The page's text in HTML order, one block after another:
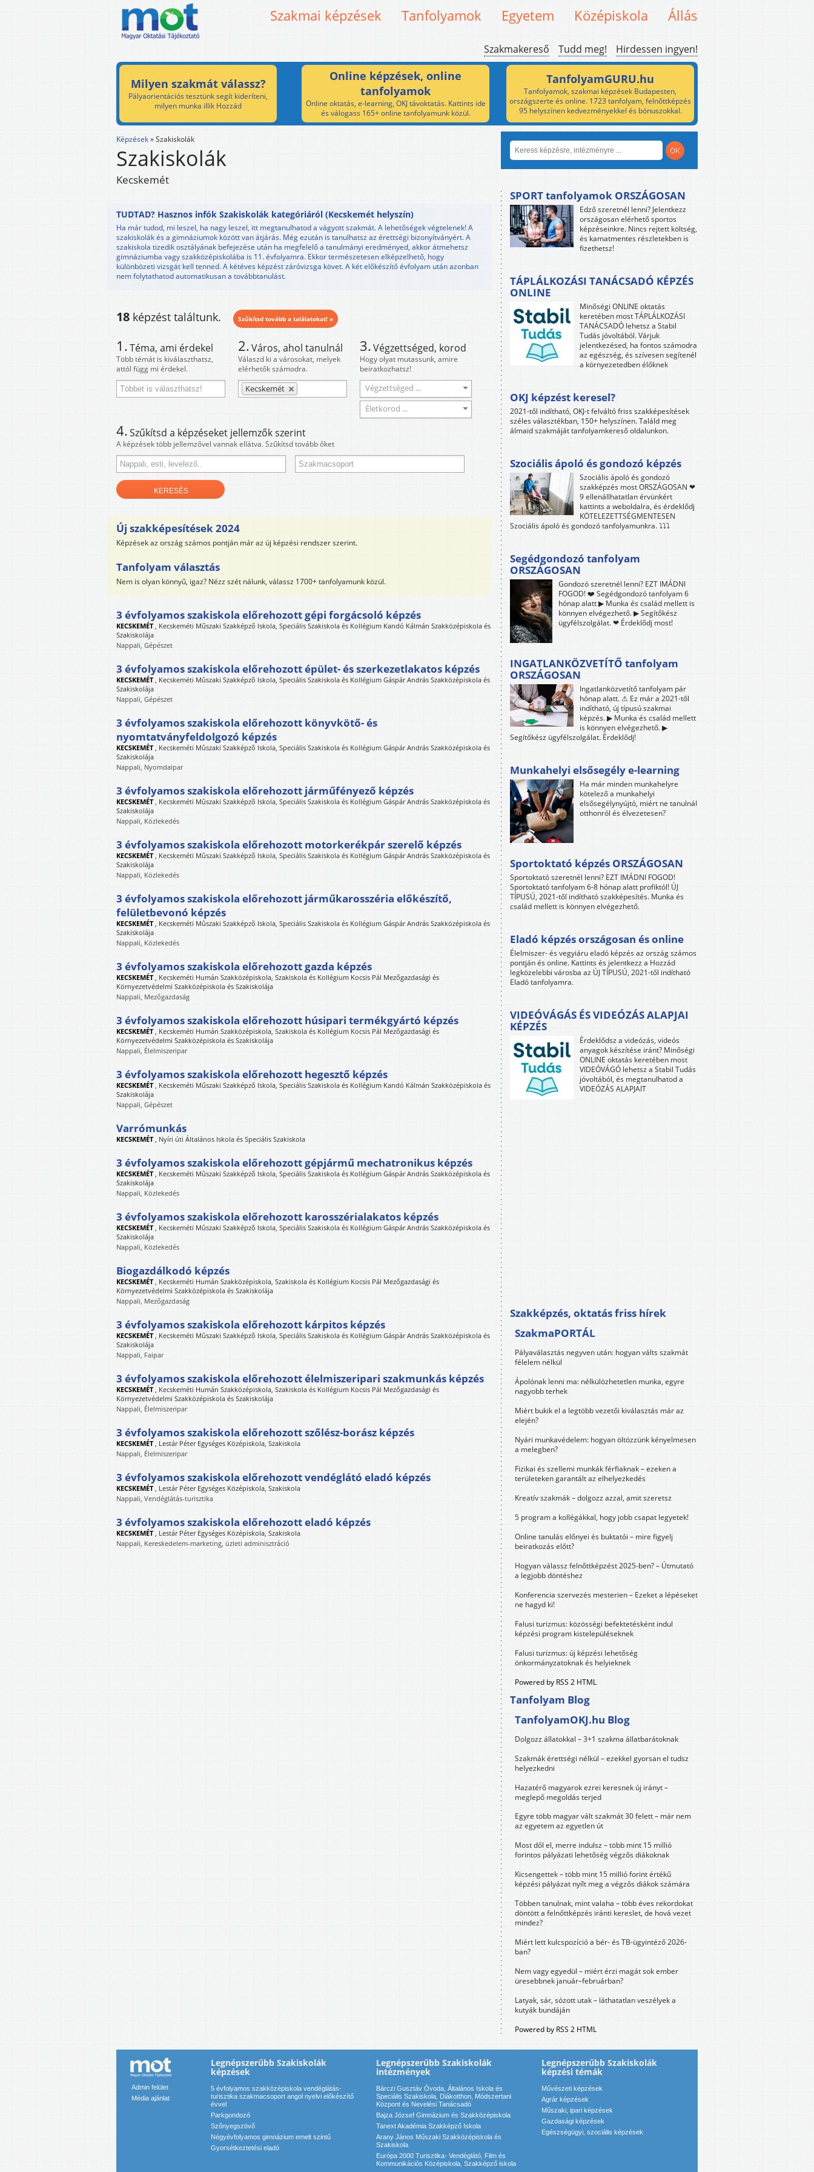
Szakmai képzések Tanfolyamok Egyetem Középiskola Állás
Szakmakereső Tudd meg! Hirdessen ingyen!
Milyen szakmát válassz?
Pályaorientációs tesztünk segít kideríteni,
milyen munka illik Hozzád
Online képzések, online
tanfolyamok
Online oktatás, e-learning, OKJ távoktatás. Kattints ide
és válogass 165+ online tanfolyamunk közül.
TanfolyamGURU.hu
Tanfolyamok, szakmai képzések Budapesten,
országszerte és online. 1723 tanfolyam, felnőttképzés
95 helyszínen kedvezményekkel és bónuszokkal.
Képzések»Szakiskolák
Szakiskolák
Kecskemét
TUDTAD? Hasznos infók Szakiskolák kategóriáról (Kecskemét helyszín)
Ha már tudod, mi leszel, ha nagy leszel, itt megtanulhatod a vágyott szakmát. A lehetőségek végtelenek! A
szakiskolák és a gimnáziumok között van átjárás. Még ezután is tanulhatsz az érettségi bizonyítványért. A
szakiskola tizedik osztályának befejezése után ha megfelelő a tanulmányi eredményed, akkor átmehetsz
gimnáziumba vagy szakközépiskolába is 11. évfolyamra. Ekkor természetesen elképzelhető, hogy
különbözeti vizsgát kell tenned. A kétéves képzést záróvizsga követ. A két előkészítő évfolyam után azonban
nem folytathatod automatikusan a továbbtanulást.
18 képzést találtunk. Szűkítsd tovább a találatokat! »
1.Téma, ami érdekel
Több témát is kiválaszthatsz,
attól függ mi érdekel.
2.Város, ahol tanulnál
Válaszd ki a városokat, melyek
elérhetők számodra.
Kecskemét
3.Végzettséged, korod
Hogy olyat mutassunk, amire
beiratkozhatsz!
Végzettséged ...
Életkorod ...
4.Szűkítsd a képzéseket jellemzők szerint
A képzések több jellemzővel vannak ellátva. Szűkítsd tovább őket
Új szakképesítések 2024
Képzések az ország számos pontján már az új képzési rendszer szerint.
Tanfolyam választás
Nem is olyan könnyű, igaz? Nézz szét nálunk, válassz 1700+ tanfolyamunk közül.
3 évfolyamos szakiskola előrehozott gépi forgácsoló képzés
KECSKEMÉT, Kecskeméti Műszaki Szakképző Iskola, Speciális Szakiskola és Kollégium Kandó Kálmán Szakközépiskola és
Szakiskolája
Nappali, Gépészet
3 évfolyamos szakiskola előrehozott épület- és szerkezetlakatos képzés
KECSKEMÉT, Kecskeméti Mûszaki Szakképzõ Iskola, Speciális Szakiskola és Kollégium Gáspár András Szakközépiskola és
Szakiskolája
Nappali, Gépészet
3 évfolyamos szakiskola előrehozott könyvkötő- és
nyomtatványfeldolgozó képzés
KECSKEMÉT, Kecskeméti Mûszaki Szakképzõ Iskola, Speciális Szakiskola és Kollégium Gáspár András Szakközépiskola és
Szakiskolája
Nappali, Nyomdaipar
3 évfolyamos szakiskola előrehozott járműfényező képzés
KECSKEMÉT, Kecskeméti Mûszaki Szakképzõ Iskola, Speciális Szakiskola és Kollégium Gáspár András Szakközépiskola és
Szakiskolája
Nappali, Közlekedés
3 évfolyamos szakiskola előrehozott motorkerékpár szerelő képzés
KECSKEMÉT, Kecskeméti Mûszaki Szakképzõ Iskola, Speciális Szakiskola és Kollégium Gáspár András Szakközépiskola és
Szakiskolája
Nappali, Közlekedés
3 évfolyamos szakiskola előrehozott járműkarosszéria előkészítő,
felületbevonó képzés
KECSKEMÉT, Kecskeméti Mûszaki Szakképzõ Iskola, Speciális Szakiskola és Kollégium Gáspár András Szakközépiskola és
Szakiskolája
Nappali, Közlekedés
3 évfolyamos szakiskola előrehozott gazda képzés
KECSKEMÉT, Kecskeméti Humán Szakközépiskola, Szakiskola és Kollégium Kocsis Pál Mezőgazdasági és
Környezetvédelmi Szakközépiskola és Szakiskolája
Nappali, Mezőgazdaság
3 évfolyamos szakiskola előrehozott húsipari termékgyártó képzés
KECSKEMÉT, Kecskeméti Humán Szakközépiskola, Szakiskola és Kollégium Kocsis Pál Mezőgazdasági és
Környezetvédelmi Szakközépiskola és Szakiskolája
Nappali, Élelmiszeripar
3 évfolyamos szakiskola előrehozott hegesztő képzés
KECSKEMÉT, Kecskeméti Műszaki Szakképző Iskola, Speciális Szakiskola és Kollégium Kandó Kálmán Szakközépiskola és
Szakiskolája
Nappali, Gépészet
Varrómunkás
KECSKEMÉT, Nyíri úti Általános Iskola és Speciális Szakiskola
3 évfolyamos szakiskola előrehozott gépjármű mechatronikus képzés
KECSKEMÉT, Kecskeméti Mûszaki Szakképzõ Iskola, Speciális Szakiskola és Kollégium Gáspár András Szakközépiskola és
Szakiskolája
Nappali, Közlekedés
3 évfolyamos szakiskola előrehozott karosszérialakatos képzés
KECSKEMÉT, Kecskeméti Mûszaki Szakképzõ Iskola, Speciális Szakiskola és Kollégium Gáspár András Szakközépiskola és
Szakiskolája
Nappali, Közlekedés
Biogazdálkodó képzés
KECSKEMÉT, Kecskeméti Humán Szakközépiskola, Szakiskola és Kollégium Kocsis Pál Mezőgazdasági és
Környezetvédelmi Szakközépiskola és Szakiskolája
Nappali, Mezőgazdaság
3 évfolyamos szakiskola előrehozott kárpitos képzés
KECSKEMÉT, Kecskeméti Mûszaki Szakképzõ Iskola, Speciális Szakiskola és Kollégium Gáspár András Szakközépiskola és
Szakiskolája
Nappali, Faipar
3 évfolyamos szakiskola előrehozott élelmiszeripari szakmunkás képzés
KECSKEMÉT, Kecskeméti Humán Szakközépiskola, Szakiskola és Kollégium Kocsis Pál Mezőgazdasági és
Környezetvédelmi Szakközépiskola és Szakiskolája
Nappali, Élelmiszeripar
3 évfolyamos szakiskola előrehozott szőlész-borász képzés
KECSKEMÉT, Lestár Péter Egységes Középiskola, Szakiskola
Nappali, Élelmiszeripar
3 évfolyamos szakiskola előrehozott vendéglátó eladó képzés
KECSKEMÉT, Lestár Péter Egységes Középiskola, Szakiskola
Nappali, Vendéglátás-turisztika
3 évfolyamos szakiskola előrehozott eladó képzés
KECSKEMÉT, Lestár Péter Egységes Középiskola, Szakiskola
Nappali, Kereskedelem-marketing, üzleti adminisztráció
SPORT tanfolyamok ORSZÁGOSAN
Edző szeretnél lenni? Jelentkezz
országosan elérhető sportos
képzéseinkre. Nincs rejtett költség,
és kamatmentes részletekben is
fizethetsz!
TÁPLÁLKOZÁSI TANÁCSADÓ KÉPZÉS
ONLINE
Minőségi ONLINE oktatás
keretében most TÁPLÁLKOZÁSI
TANÁCSADÓ lehetsz a Stabil
Tudás jóvoltából. Várjuk
jelentkezésed, ha fontos számodra
az egészség, és szívesen segítenél
a környezetedben élőknek
OKJ képzést keresel?
2021-től indítható, OKJ-t felváltó friss szakképesítések
széles választékban, 150+ helyszínen. Találd meg
álmaid szakmáját tanfolyamkereső oldalunkon.
Szociális ápoló és gondozó képzés
Szociális ápoló és gondozó
szakképzés most ORSZÁGOSAN ❤
9 ellenállhatatlan érvünkért
kattints a weboldalra, és érdeklődj
KÖTELEZETTSÉGMENTESEN
Szociális ápoló és gondozó tanfolyamunkra. ⤵⤵⤵
Segédgondozó tanfolyam
ORSZÁGOSAN
Gondozó szeretnél lenni? EZT IMÁDNI
FOGOD! ❤️ Segédgondozó tanfolyam 6
hónap alatt ▶ Munka és család mellett is
könnyen elvégezhető. ▶ Segítőkész
ügyfélszolgálat. ❤ Érdeklődj most!
INGATLANKÖZVETÍTŐ tanfolyam
ORSZÁGOSAN
Ingatlanközvetítő tanfolyam pár
hónap alatt. ⚠ Ez már a 2021-től
indítható, új típusú szakmai
képzés. ▶ Munka és család mellett
is könnyen elvégezhető. ▶
Segítőkész ügyfélszolgálat. Érdeklődj!
Munkahelyi elsősegély e-learning
Ha már minden munkahelyre
kötelező a munkahelyi
elsősegélynyújtó, miért ne tanulnál
otthonról és élvezetesen?
Sportoktató képzés ORSZÁGOSAN
Sportoktató szeretnél lenni? EZT IMÁDNI FOGOD!
Sportoktató tanfolyam 6-8 hónap alatt profiktól! ÚJ
TÍPUSÚ, 2021-től indítható szakképesítés. Munka és
család mellett is könnyen elvégezhető.
Eladó képzés országosan és online
Élelmiszer- és vegyiáru eladó képzés az ország számos
pontján és online. Kattints és jelentkezz a Hozzád
legközelebbi városba az ÚJ TÍPUSÚ, 2021-től indítható
Eladó tanfolyamra.
VIDEÓVÁGÁS ÉS VIDEÓZÁS ALAPJAI
KÉPZÉS
Érdeklődsz a videózás, videós
anyagok készítése iránt? Minőségi
ONLINE oktatás keretében most
VIDEÓVÁGÓ lehetsz a Stabil Tudás
jóvoltából, és megtanulhatod a
VIDEÓZÁS ALAPJAIT
Szakképzés, oktatás friss hírek
SzakmaPORTÁL
Pályaválasztás negyven után: hogyan válts szakmát
félelem nélkül
Ápolónak lenni ma: nélkülözhetetlen munka, egyre
nagyobb terhek
Miért bukik el a legtöbb vezetői kiválasztás már az
elején?
Nyári munkavédelem: hogyan öltözzünk kényelmesen
a melegben?
Fizikai és szellemi munkák férfiaknak – ezeken a
területeken garantált az elhelyezkedés
Kreatív szakmák – dolgozz azzal, amit szeretsz
5 program a kollégákkal, hogy jobb csapat legyetek!
Online tanulás előnyei és buktatói – mire figyelj
beiratkozás előtt?
Hogyan válassz felnőttképzést 2025-ben? – Útmutató
a legjobb döntéshez
Konferencia szervezés mesterien – Ezeket a lépéseket
ne hagyd ki!
Falusi turizmus: közösségi befektetésként indul
képzési program kistelepüléseknek
Falusi turizmus: új képzési lehetőség
önkormányzatoknak és helyieknek
Powered by RSS 2 HTML
Tanfolyam Blog
TanfolyamOKJ.hu Blog
Dolgozz állatokkal – 3+1 szakma állatbarátoknak
Szakmák érettségi nélkül – ezekkel gyorsan el tudsz
helyezkedni
Hazatérő magyarok ezrei keresnek új irányt –
meglepő megoldás terjed
Egyre több magyar vált szakmát 30 felett – már nem
az egyetem az egyetlen út
Most dől el, merre indulsz – több mint 15 millió
forintos pályázati lehetőség végzős diákoknak
Kicsengettek – több mint 15 millió forint értékű
képzési pályázat nyílt meg a végzős diákok számára
Többen tanulnak, mint valaha – több éves rekordokat
döntött a felnőttképzés iránti kereslet, de hová vezet
mindez?
Miért lett kulcspozíció a bér- és TB-ügyintéző 2026-
ban?
Nem vagy egyedül – miért érzi magát sok ember
üresebbnek január–februárban?
Latyak, sár, sózott utak – láthatatlan veszélyek a
kutyák bundáján
Powered by RSS 2 HTML
Admin felület
Média ajánlat
Legnépszerűbb Szakiskolák
képzések
5 évfolyamos szakközépiskola vendéglátás-
turisztika szakmacsoport angol nyelvi előkészítő
évvel
Parkgondozó
Szőnyegszövő
Négyévfolyamos gimnázium emelt szintű
Gyorsétkeztetési eladó
Legnépszerűbb Szakiskolák
intézmények
Bárczi Gusztáv Óvoda, Általános Iskola és
Speciális Szakiskola, Diákotthon, Módszertani
Központ és Nevelési Tanácsadó
Bajza József Gimnázium és Szakközépiskola
Tanext Akadémia Szakképző Iskola
Arany János Műszaki Szakközépiskola és
Szakiskola
Európa 2000 Turisztika- Vendéglátó, Film és
Kommunikációs Középiskola, Szakképző iskola
Legnépszerűbb Szakiskolák
képzési témák
Művészeti képzések
Agrár képzések
Műszaki, ipari képzések
Gazdasági képzések
Egészségügyi, szociális képzések